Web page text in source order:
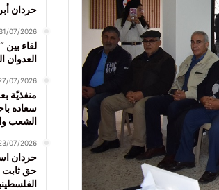
حردان
31/07/2026
لقاء بين
العدوان
07/2026
منفذيّة
سعاده
الشعب
07/2026
حردان
حق ثابت